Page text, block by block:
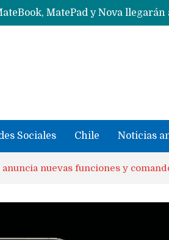
Sociales Chile Noticias
nuevas funciones y